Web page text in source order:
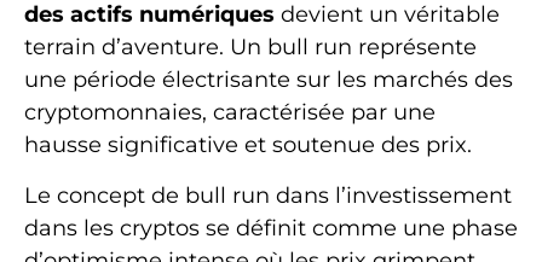
des actifs numériques devient un véritable
terrain d’aventure. Un bull run représente
une période électrisante sur les marchés des
cryptomonnaies, caractérisée par une
hausse significative et soutenue des prix.
Le concept de bull run dans l’investissement
dans les cryptos se définit comme une phase